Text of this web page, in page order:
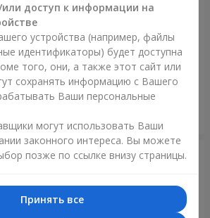
Букет "Moon Dance"
2 570 грн
доступ к информации на
устройства (например, файлы
идентификаторы) будет доступна
того, они, а также этот сайт или
сохранять информацию с Вашего
Ваши персональные
могут использовать Ваши
законного интереса. Вы можете
позже по ссылке внизу страницы.
Принять все